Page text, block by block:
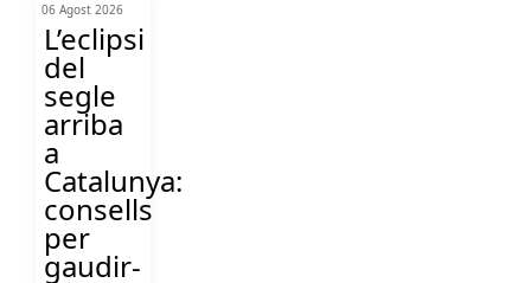
06 Agost 2026
L’eclipsi
del
segle
arriba
a
Catalunya:
consells
per
gaudir-